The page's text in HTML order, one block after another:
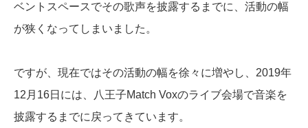
ベントスペースでその歌声を披露するまでに、活動の幅
が狭くなってしまいました。
ですが、現在ではその活動の幅を徐々に増やし、2019年
12月16日には、八王子Match Voxのライブ会場で音楽を
披露するまでに戻ってきています。